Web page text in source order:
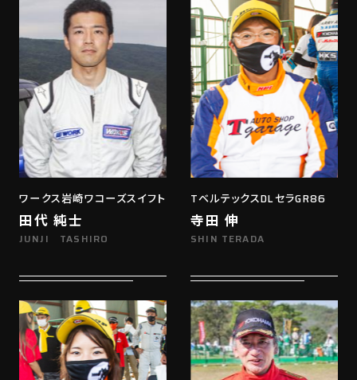
ワークス岩崎ワコーズスイフト
田代 純士
JUNJI TASHIRO
TベルテックスDLセラGR86
寺田 伸
SHIN TERADA